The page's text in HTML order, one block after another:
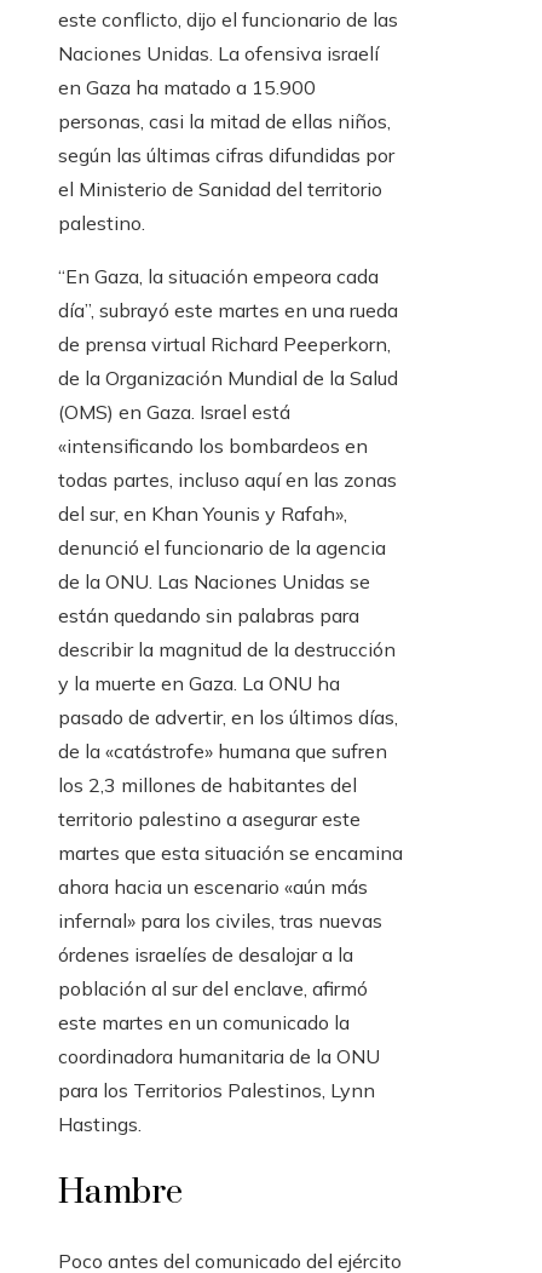
este conflicto, dijo el funcionario de las
Naciones Unidas. La ofensiva israelí
en Gaza ha matado a 15.900
personas, casi la mitad de ellas niños,
según las últimas cifras difundidas por
el Ministerio de Sanidad del territorio
palestino.
“En Gaza, la situación empeora cada
día”, subrayó este martes en una rueda
de prensa virtual Richard Peeperkorn,
de la Organización Mundial de la Salud
(OMS) en Gaza. Israel está
«intensificando los bombardeos en
todas partes, incluso aquí en las zonas
del sur, en Khan Younis y Rafah»,
denunció el funcionario de la agencia
de la ONU. Las Naciones Unidas se
están quedando sin palabras para
describir la magnitud de la destrucción
y la muerte en Gaza. La ONU ha
pasado de advertir, en los últimos días,
de la «catástrofe» humana que sufren
los 2,3 millones de habitantes del
territorio palestino a asegurar este
martes que esta situación se encamina
ahora hacia un escenario «aún más
infernal» para los civiles, tras nuevas
órdenes israelíes de desalojar a la
población al sur del enclave, afirmó
este martes en un comunicado la
coordinadora humanitaria de la ONU
para los Territorios Palestinos, Lynn
Hastings.
Hambre
Poco antes del comunicado del ejército